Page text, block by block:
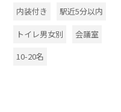
内装付き
駅近5分以内
トイレ男女別
会議室
10-20名